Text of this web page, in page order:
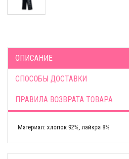
ОПИСАНИЕ
СПОСОБЫ ДОСТАВКИ
ПРАВИЛА ВОЗВРАТА ТОВАРА
Материал: хлопок 92%, лайкра 8%